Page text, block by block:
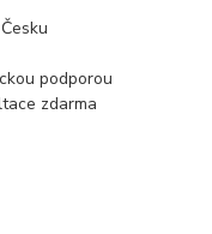
podporou
zdarma